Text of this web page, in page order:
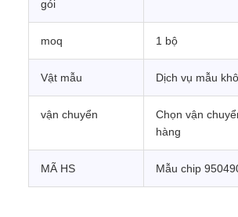
gói
moq 1 bộ
Vật mẫu Dịch vụ mẫu
vận chuyển
Chọn vận
hàng
MÃ HS Mẫu chip